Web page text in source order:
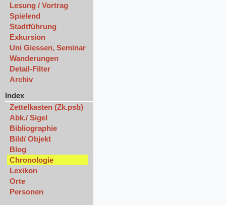
Lesung / Vortrag
Spielend
Stadtführung
Exkursion
Uni Giessen, Seminar
Wanderungen
Detail-Filter
Archiv
Index
Zettelkasten (Zk.psb)
Abk./ Sigel
Bibliographie
Bild/ Objekt
Blog
Chronologie
Lexikon
Orte
Personen